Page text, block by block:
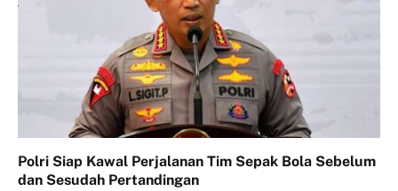
Polri Siap Kawal Perjalanan Tim Sepak Bola Sebelum
dan Sesudah Pertandingan